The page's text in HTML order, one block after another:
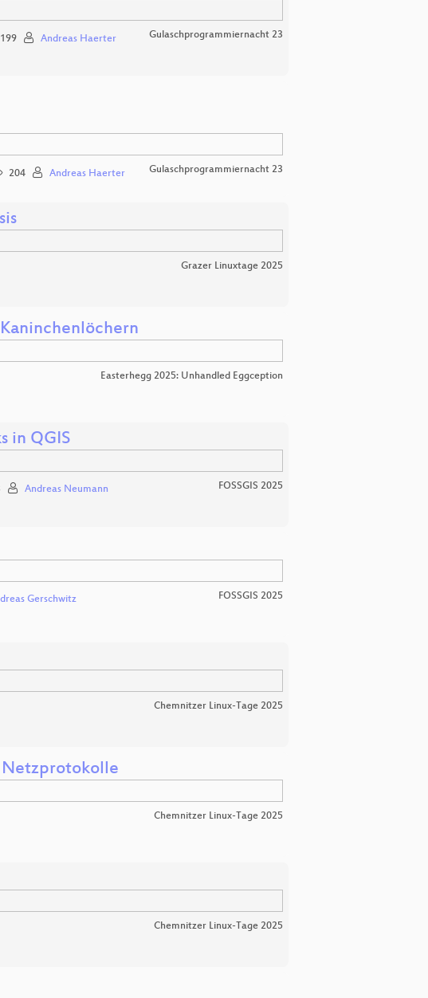
199 Andreas Haerter Gulaschprogrammiernacht 23
204 Andreas Haerter Gulaschprogrammiernacht 23
Grazer Linuxtage 2025
Easterhegg 2025: Unhandled Eggception
in QGIS
Andreas Neumann FOSSGIS 2025
Gerschwitz FOSSGIS 2025
Chemnitzer Linux-Tage 2025
Netzprotokolle
Chemnitzer Linux-Tage 2025
Chemnitzer Linux-Tage 2025